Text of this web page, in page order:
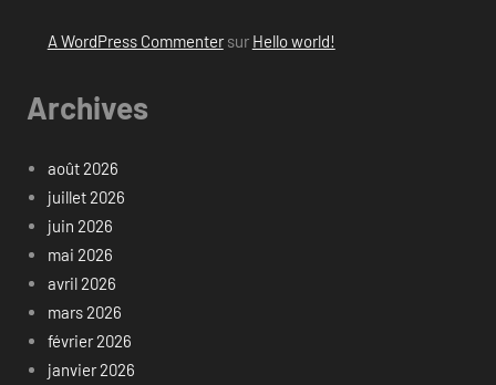
A WordPress Commentersur Hello world!
Archives
août 2026
juillet 2026
juin 2026
mai 2026
avril 2026
mars 2026
février 2026
janvier 2026